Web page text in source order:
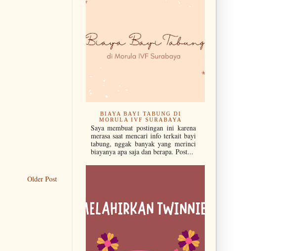
Older Post
BIAYA BAYI TABUNG DI
MORULA IVF SURABAYA
Saya membuat postingan ini karena
merasa saat mencari info terkait bayi
tabung, nggak banyak yang merinci
biayanya apa saja dan berapa. Post...